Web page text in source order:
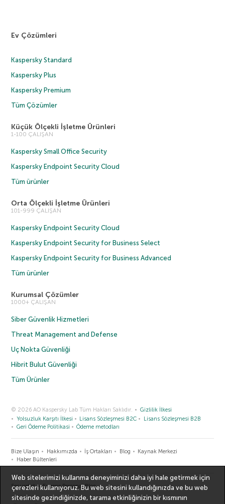
Ev Çözümleri
Kaspersky Standard
Kaspersky Plus
Kaspersky Premium
Tüm Çözümler
Küçük Ölçekli İşletme Ürünleri
1-100 ÇALIŞAN
Kaspersky Small Office Security
Kaspersky Endpoint Security Cloud
Tüm ürünler
Orta Ölçekli İşletme Ürünleri
101-999 ÇALIŞAN
Kaspersky Endpoint Security Cloud
Kaspersky Endpoint Security for Business Select
Kaspersky Endpoint Security for Business Advanced
Tüm ürünler
Kurumsal Çözümler
1000+ ÇALIŞAN
Siber Güvenlik Hizmetleri
Threat Management and Defense
Uç Nokta Güvenliği
Hibrit Bulut Güvenliği
Tüm Ürünler
© 2026 AO Kaspersky Lab Tüm Hakları Saklıdır.
Gizlilik İlkesi
Yolsuzluk Karşıtı İlkesi
Lisans Sözleşmesi B2C
Lisans Sözleşmesi B2B
Geri Ödeme Politikasi
Ödeme metodları
Bize Ulaşın Hakkımızda İş Ortakları Blog
Kaynak Merkezi
Haber Bültenleri
Securelist Eugene Personal Blog
Web sitelerimizi kullanma deneyiminizi daha iyi hale getirmek için
çerezleri kullanıyoruz. Bu web sitesini kullandığınızda ve bu web
sitesinde gezindiğinizde, tarama etkinliğinizin bir kısmının